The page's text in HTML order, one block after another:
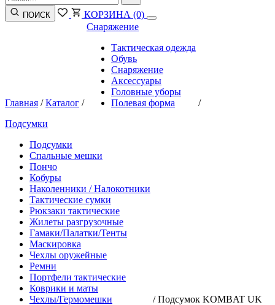
ПОИСК КОРЗИНА (0)
Главная /Каталог /
Снаряжение
Тактическая одежда
Обувь
Снаряжение
Аксессуары
Головные уборы
Полевая форма
/
Подсумки
Подсумки
Спальные мешки
Пончо
Кобуры
Наколенники / Налокотники
Тактические сумки
Рюкзаки тактические
Жилеты разгрузочные
Гамаки/Палатки/Тенты
Маскировка
Чехлы оружейные
Ремни
Портфели тактические
Коврики и маты
Чехлы/Гермомешки
/Подсумок KOMBAT UK